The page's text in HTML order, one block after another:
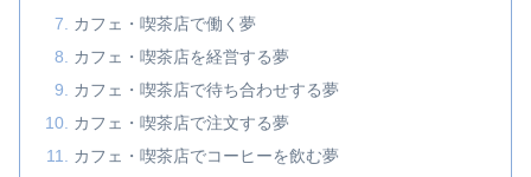
カフェ・喫茶店で働く夢
カフェ・喫茶店を経営する夢
カフェ・喫茶店で待ち合わせする夢
カフェ・喫茶店で注文する夢
カフェ・喫茶店でコーヒーを飲む夢